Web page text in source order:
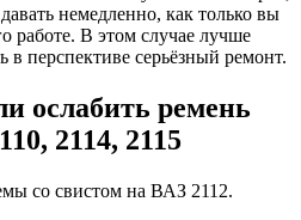
немедленно, как только вы
работе. В этом случае лучше
в перспективе серьёзный ремонт.
ослабить ремень
2114, 2115
со свистом на ВАЗ 2112.